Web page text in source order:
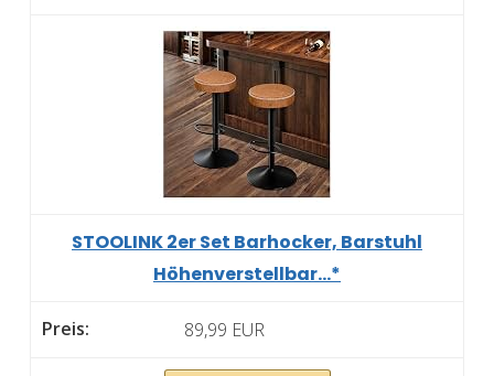
STOOLINK 2er Set Barhocker, Barstuhl
Höhenverstellbar...*
89,99 EUR